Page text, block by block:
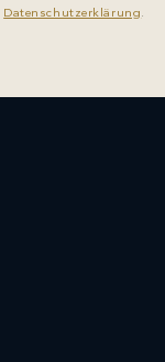
Datenschutzerklärung.